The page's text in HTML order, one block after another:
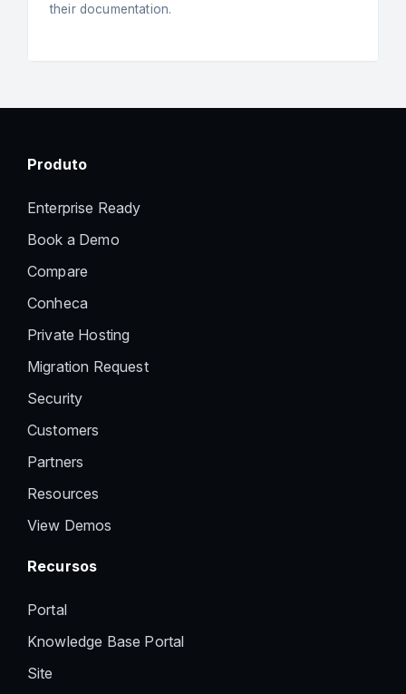
their documentation.
Produto
Enterprise Ready
Book a Demo
Compare
Conheca
Private Hosting
Migration Request
Security
Customers
Partners
Resources
View Demos
Recursos
Portal
Knowledge Base Portal
Site